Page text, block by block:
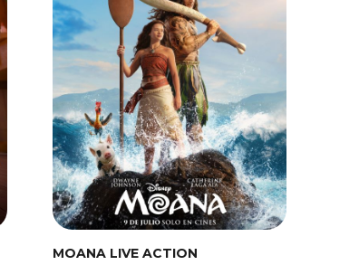
MOANA LIVE ACTION